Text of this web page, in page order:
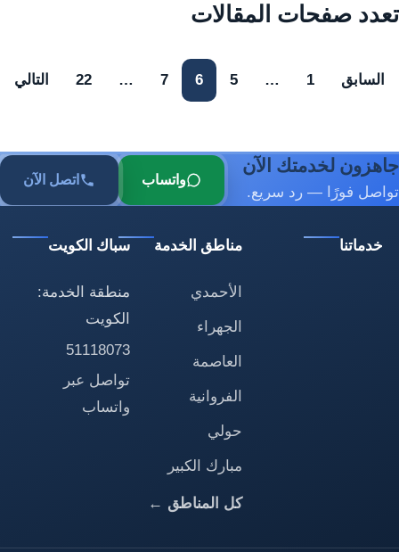
تعدد صفحات المقالات
السابق 1
…
5
6
7
…
22 التالي
جاهزون لخدمتك الآن
تواصل فورًا — رد سريع.
واتساب اتصل الآن
خدماتنا مناطق الخدمة
الأحمدي
الجهراء
العاصمة
الفروانية
حولي
مبارك الكبير
كل المناطق ←
سباك الكويت
منطقة الخدمة:
الكويت
51118073
تواصل عبر
واتساب